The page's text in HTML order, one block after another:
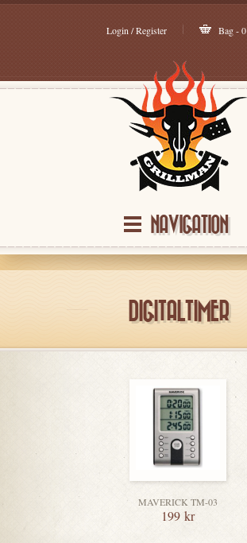
Login / Register Bag - 0
NAVIGATION
DIGITALTIMER
MAVERICK TM-03
199 kr